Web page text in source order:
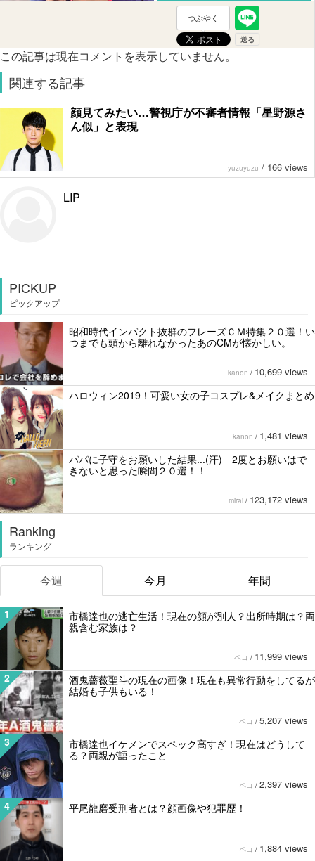
つぶやく
この記事は現在コメントを表示していません。
関連する記事
顔見てみたい…警視庁が不審者情報「星野源さ
ん似」と表現
yuzuyuzu / 166 views
LIP
PICKUP
ピックアップ
昭和時代インパクト抜群のフレーズＣＭ特集２０選！い
つまでも頭から離れなかったあのCMが懐かしい。
kanon / 10,699 views
ハロウィン2019！可愛い女の子コスプレ&メイクまとめ
kanon / 1,481 views
パパに子守をお願いした結果...(汗) 2度とお願いはで
きないと思った瞬間２０選！！
mirai / 123,172 views
Ranking
ランキング
今週 今月 年間
1
市橋達也の逃亡生活！現在の顔が別人？出所時期は？両
親含む家族は？
ペコ / 11,999 views
2
酒鬼薔薇聖斗の現在の画像！現在も異常行動をしてるが
結婚も子供もいる！
ペコ / 5,207 views
3
市橋達也イケメンでスペック高すぎ！現在はどうして
る？両親が語ったこと
ペコ / 2,397 views
4 平尾龍磨受刑者とは？顔画像や犯罪歴！
ペコ / 1,884 views